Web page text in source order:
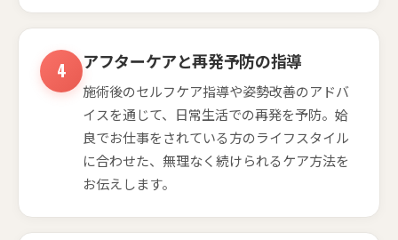
アフターケアと再発予防の指導
施術後のセルフケア指導や姿勢改善のアドバ
イスを通じて、日常生活での再発を予防。姶
良でお仕事をされている方のライフスタイル
に合わせた、無理なく続けられるケア方法を
お伝えします。